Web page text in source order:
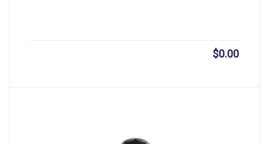
$0.00